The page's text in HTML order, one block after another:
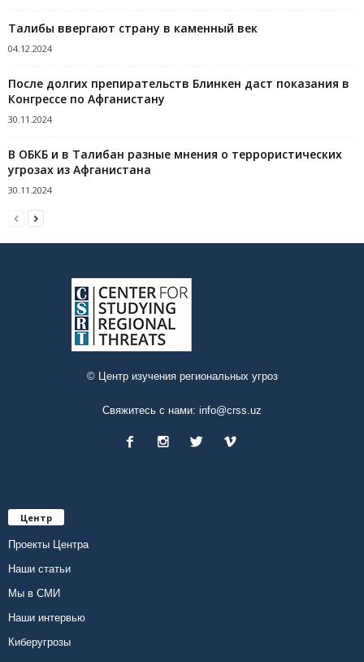
Талибы ввергают страну в каменный век
04.12.2024
После долгих препирательств Блинкен даст показания в
Конгрессе по Афганистану
30.11.2024
В ОБКБ и в Талибан разные мнения о террористических
угрозах из Афганистана
30.11.2024
© Центр изучения региональных угроз
Свяжитесь с нами: info@crss.uz
Центр
Проекты Центра
Наши статьи
Мы в СМИ
Наши интервью
Киберугрозы